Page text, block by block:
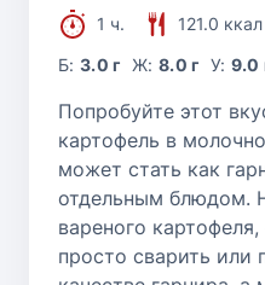
1 ч.
121.0 ккал
Б:3.0 г Ж: 8.0 г У: 9.0
Попробуйте этот
картофель в
может стать как
отдельным блюдом.
вареного
просто сварить или